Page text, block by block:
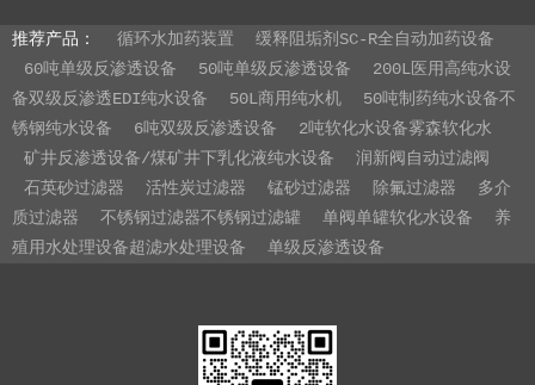
推荐产品： 循环水加药装置
缓释阻垢剂SC-R全自动加药设备
60吨单级反渗透设备
50吨单级反渗透设备
200L医用高纯水设
备双级反渗透EDI纯水设备
50L商用纯水机
50吨制药纯水设备不
锈钢纯水设备
6吨双级反渗透设备
2吨软化水设备雾森软化水
矿井反渗透设备/煤矿井下乳化液纯水设备
润新阀自动过滤阀
石英砂过滤器
活性炭过滤器 锰砂过滤器 除氟过滤器
多介
质过滤器
不锈钢过滤器不锈钢过滤罐 单阀单罐软化水设备
养
殖用水处理设备超滤水处理设备
单级反渗透设备